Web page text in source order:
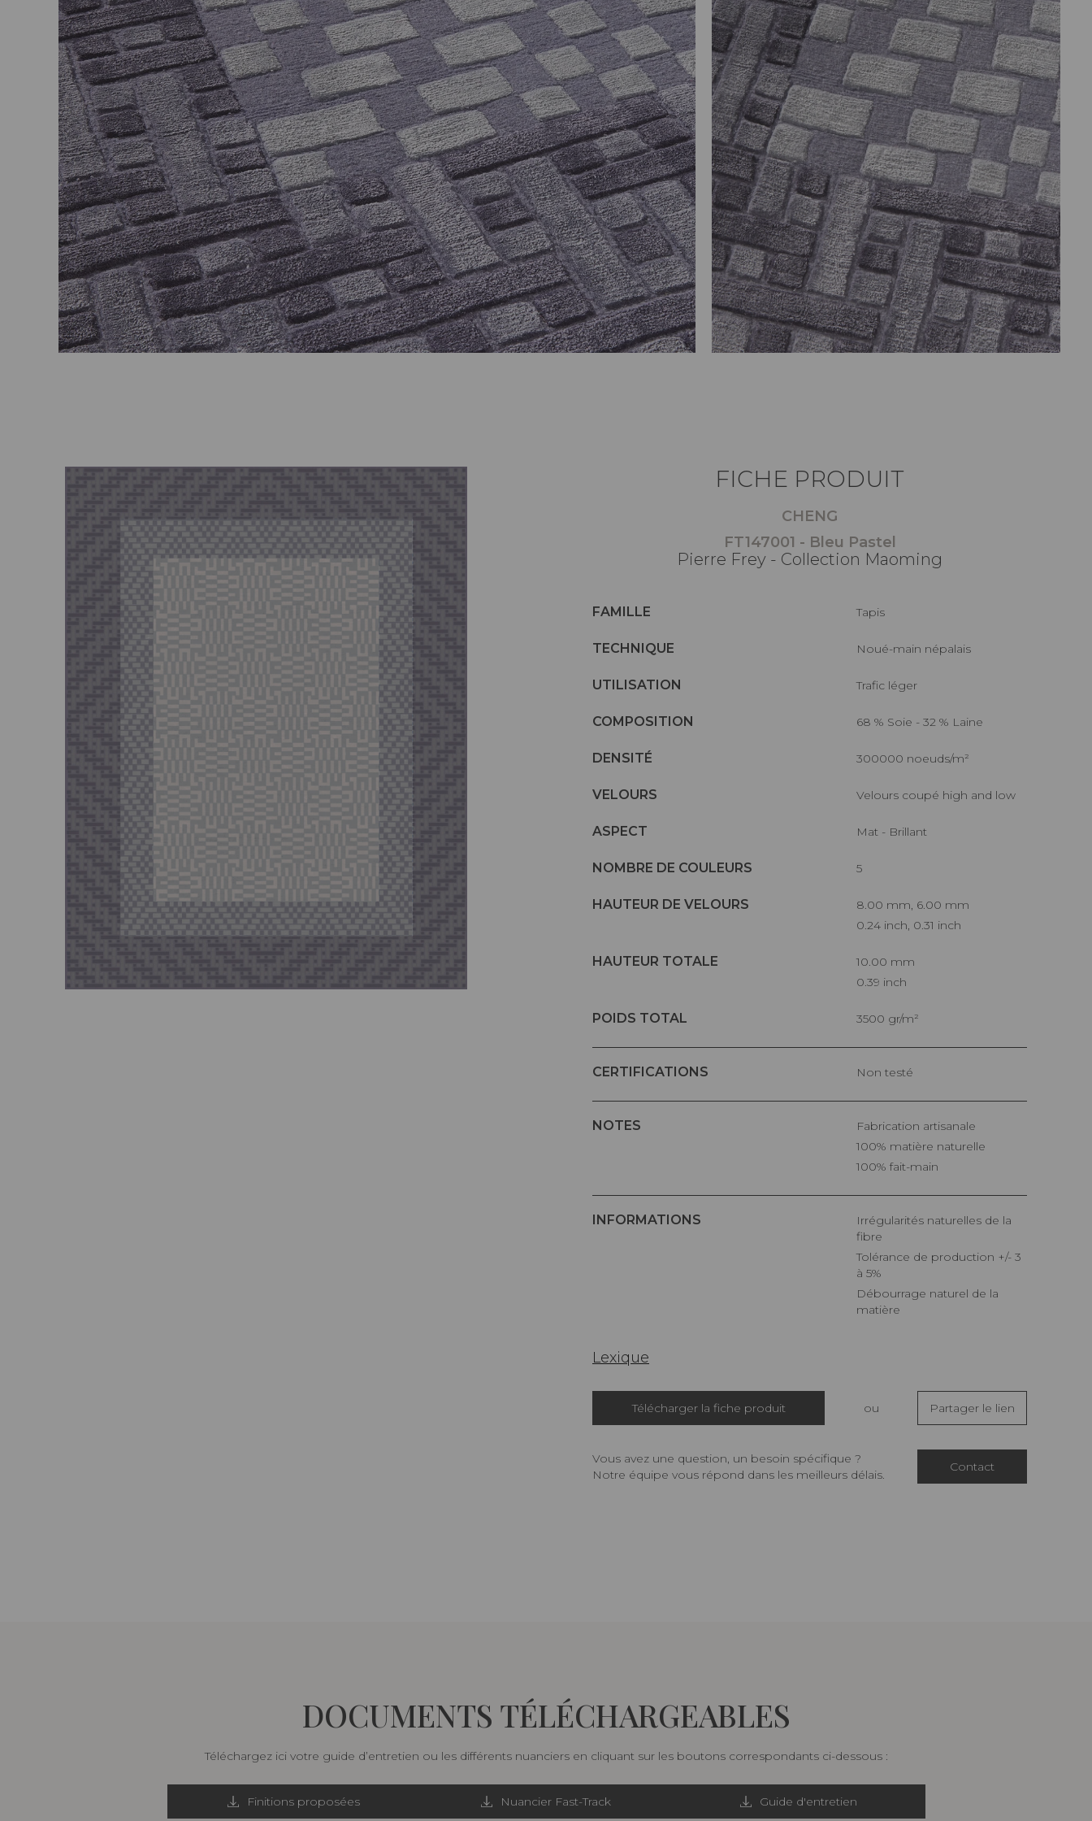
FICHE PRODUIT
CHENG
FT147001 - Bleu Pastel
Pierre Frey - Collection Maoming
FAMILLE Tapis
TECHNIQUE Noué-main népalais
UTILISATION Trafic léger
COMPOSITION 68 % Soie - 32 % Laine
DENSITÉ 300000 noeuds/m²
VELOURS Velours coupé high and low
ASPECT Mat - Brillant
NOMBRE DE COULEURS 5
HAUTEUR DE VELOURS
8.00 mm, 6.00 mm
0.24 inch, 0.31 inch
HAUTEUR TOTALE
10.00 mm
0.39 inch
POIDS TOTAL 3500 gr/m²
CERTIFICATIONS Non testé
NOTES
Fabrication artisanale
100% matière naturelle
100% fait-main
INFORMATIONS
Irrégularités naturelles de la
fibre
Tolérance de production +/- 3
à 5%
Débourrage naturel de la
matière
Lexique
Télécharger la fiche produit ou Partager le lien
Vous avez une question, un besoin spécifique ?
Notre équipe vous répond dans les meilleurs délais.
Contact
DOCUMENTS TÉLÉCHARGEABLES
Téléchargez ici votre guide d’entretien ou les différents nuanciers en cliquant sur les boutons correspondants ci-dessous :
Finitions proposées Nuancier Fast-Track Guide d'entretien